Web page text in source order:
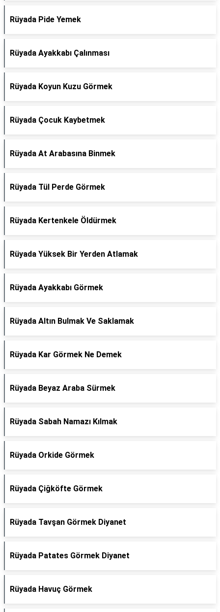
Rüyada Pide Yemek
Rüyada Ayakkabı Çalınması
Rüyada Koyun Kuzu Görmek
Rüyada Çocuk Kaybetmek
Rüyada At Arabasına Binmek
Rüyada Tül Perde Görmek
Rüyada Kertenkele Öldürmek
Rüyada Yüksek Bir Yerden Atlamak
Rüyada Ayakkabı Görmek
Rüyada Altın Bulmak Ve Saklamak
Rüyada Kar Görmek Ne Demek
Rüyada Beyaz Araba Sürmek
Rüyada Sabah Namazı Kılmak
Rüyada Orkide Görmek
Rüyada Çiğköfte Görmek
Rüyada Tavşan Görmek Diyanet
Rüyada Patates Görmek Diyanet
Rüyada Havuç Görmek